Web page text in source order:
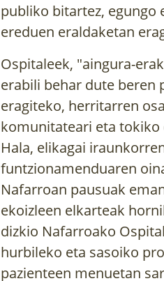
publiko bitartez, egungo
ereduen eraldaketan
Ospitaleek, "aingura-
erabili behar dute beren
eragiteko, herritarren
komunitateari eta
Hala, elikagai
funtzionamenduaren
Nafarroan pausuak
ekoizleen elkarteak
dizkio Nafarroako
hurbileko eta sasoiko
pazienteen menuetan